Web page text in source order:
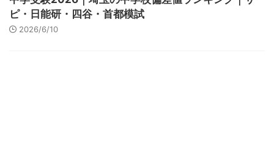
ピ・日能研・四谷・首都模試
2026/6/10